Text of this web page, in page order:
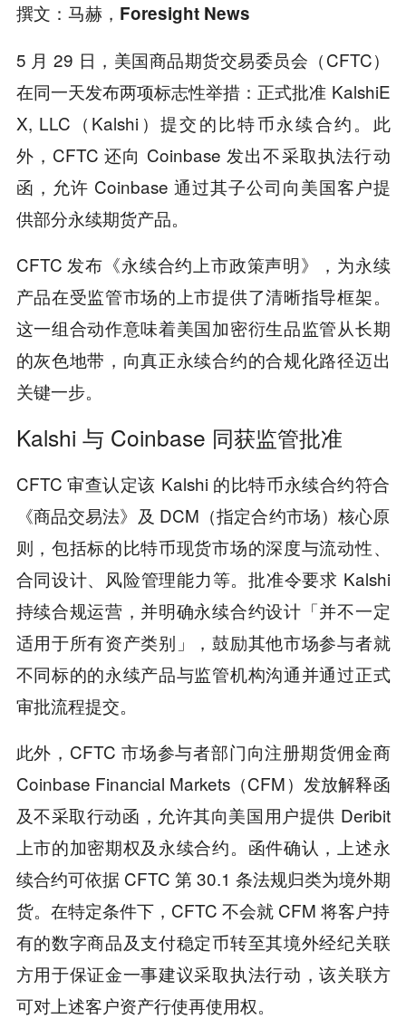
撰文：马赫，Foresight News
5 月 29 日，美国商品期货交易委员会（CFTC）
在同一天发布两项标志性举措：正式批准 KalshiE
X, LLC（Kalshi）提交的比特币永续合约。此
外，CFTC 还向 Coinbase 发出不采取执法行动
函，允许 Coinbase 通过其子公司向美国客户提
供部分永续期货产品。
CFTC 发布《永续合约上市政策声明》，为永续
产品在受监管市场的上市提供了清晰指导框架。
这一组合动作意味着美国加密衍生品监管从长期
的灰色地带，向真正永续合约的合规化路径迈出
关键一步。
Kalshi 与 Coinbase 同获监管批准
CFTC 审查认定该 Kalshi 的比特币永续合约符合
《商品交易法》及 DCM（指定合约市场）核心原
则，包括标的比特币现货市场的深度与流动性、
合同设计、风险管理能力等。批准令要求 Kalshi
持续合规运营，并明确永续合约设计「并不一定
适用于所有资产类别」，鼓励其他市场参与者就
不同标的的永续产品与监管机构沟通并通过正式
审批流程提交。
此外，CFTC 市场参与者部门向注册期货佣金商
Coinbase Financial Markets（CFM）发放解释函
及不采取行动函，允许其向美国用户提供 Deribit
上市的加密期权及永续合约。函件确认，上述永
续合约可依据 CFTC 第 30.1 条法规归类为境外期
货。在特定条件下，CFTC 不会就 CFM 将客户持
有的数字商品及支付稳定币转至其境外经纪关联
方用于保证金一事建议采取执法行动，该关联方
可对上述客户资产行使再使用权。